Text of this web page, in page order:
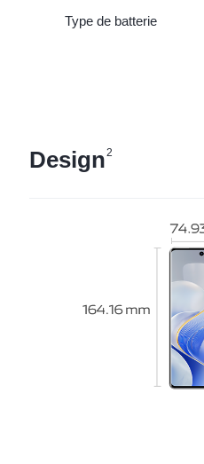
Type de batterie
Design2